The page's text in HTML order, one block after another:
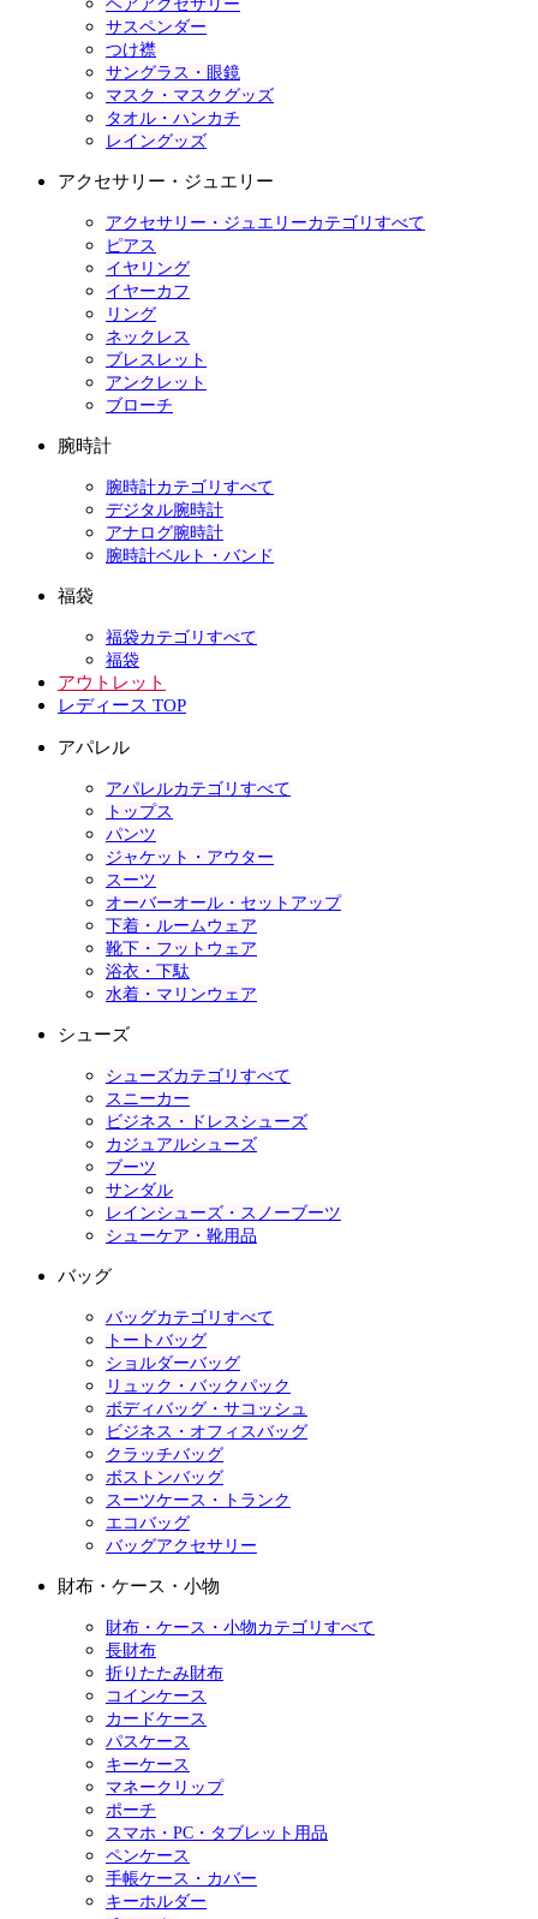
ヘアアクセサリー
サスペンダー
つけ襟
サングラス・眼鏡
マスク・マスクグッズ
タオル・ハンカチ
レイングッズ
アクセサリー・ジュエリー
アクセサリー・ジュエリーカテゴリすべて
ピアス
イヤリング
イヤーカフ
リング
ネックレス
ブレスレット
アンクレット
ブローチ
腕時計
腕時計カテゴリすべて
デジタル腕時計
アナログ腕時計
腕時計ベルト・バンド
福袋
福袋カテゴリすべて
福袋
アウトレット
レディース TOP
アパレル
アパレルカテゴリすべて
トップス
パンツ
ジャケット・アウター
スーツ
オーバーオール・セットアップ
下着・ルームウェア
靴下・フットウェア
浴衣・下駄
水着・マリンウェア
シューズ
シューズカテゴリすべて
スニーカー
ビジネス・ドレスシューズ
カジュアルシューズ
ブーツ
サンダル
レインシューズ・スノーブーツ
シューケア・靴用品
バッグ
バッグカテゴリすべて
トートバッグ
ショルダーバッグ
リュック・バックパック
ボディバッグ・サコッシュ
ビジネス・オフィスバッグ
クラッチバッグ
ボストンバッグ
スーツケース・トランク
エコバッグ
バッグアクセサリー
財布・ケース・小物
財布・ケース・小物カテゴリすべて
長財布
折りたたみ財布
コインケース
カードケース
パスケース
キーケース
マネークリップ
ポーチ
スマホ・PC・タブレット用品
ペンケース
手帳ケース・カバー
キーホルダー